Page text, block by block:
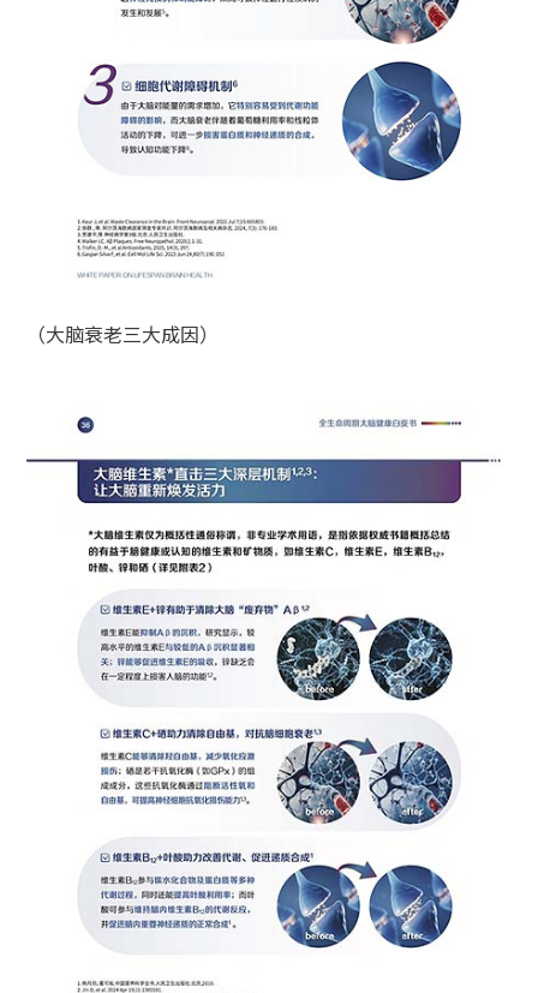
（大脑衰老三大成因）